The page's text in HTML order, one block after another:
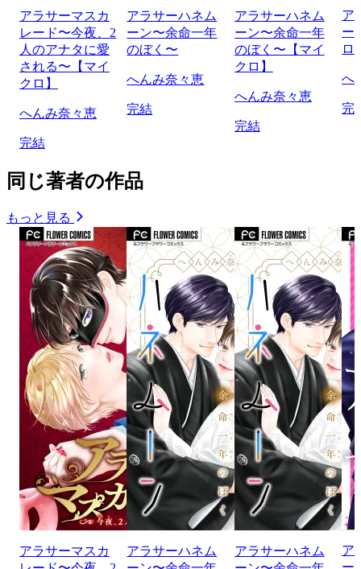
アラサーマスカ
レード〜今夜、2
人のアナタに愛
される〜【マイ
クロ】
へんみ奈々恵
完結
アラサーハネム
ーン〜余命一年
のぼく〜
へんみ奈々恵
完結
アラサーハネム
ーン〜余命一年
のぼく〜【マイ
クロ】
へんみ奈々恵
完結
ア
ー
ロ
へ
完
同じ著者の作品
もっと見る
アラサーマスカ
アラサーハネム
アラサーハネム
ア